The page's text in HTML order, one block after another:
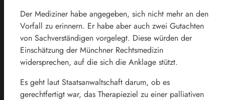
Der Mediziner habe angegeben, sich nicht mehr an den
Vorfall zu erinnern. Er habe aber auch zwei Gutachten
von Sachverständigen vorgelegt. Diese würden der
Einschätzung der Münchner Rechtsmedizin
widersprechen, auf die sich die Anklage stützt.
Es geht laut Staatsanwaltschaft darum, ob es
gerechtfertigt war, das Therapieziel zu einer palliativen